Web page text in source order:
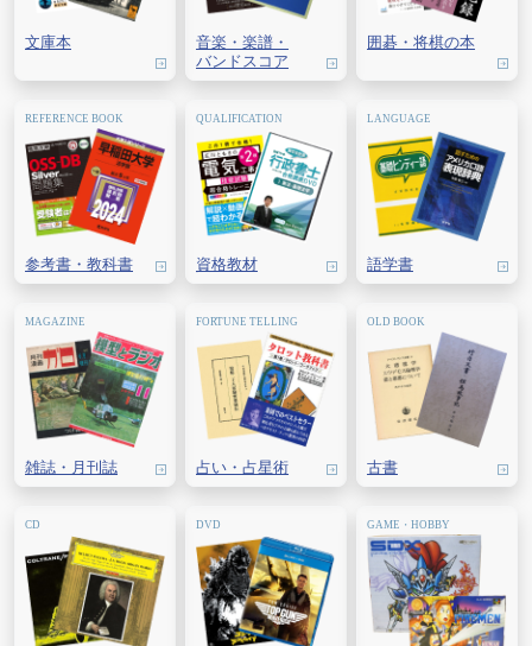
文庫本 音楽・ 楽譜・
バンドスコア
囲碁・ 将棋の本
参考書・教科書 資格教材 語学書
雑誌・ 月刊誌 占い・ 占星術 古書